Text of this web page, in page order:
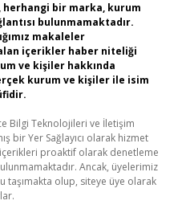
bir marka, kurum
bulunmamaktadır.
makaleler
içerikler haber niteliği
ve kişiler hakkında
kurum ve kişiler ile isim
Bilgi Teknolojileri ve İletişim
bir Yer Sağlayıcı olarak hizmet
proaktif olarak denetleme
Ancak, üyelerimiz
taşımakta olup, siteye üye olarak